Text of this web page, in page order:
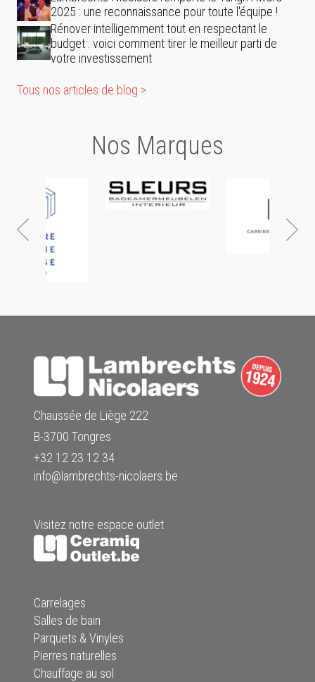
2025 : une reconnaissance pour toute l'équipe !
Rénover intelligemment tout en respectant le
budget : voici comment tirer le meilleur parti de
votre investissement
Tous nos articles de blog >
Nos Marques
Chaussée de Liège 222
B-3700 Tongres
+32 12 23 12 34
info@lambrechts-nicolaers.be
Visitez notre espace outlet
Carrelages
Salles de bain
Parquets & Vinyles
Pierres naturelles
Chauffage au sol